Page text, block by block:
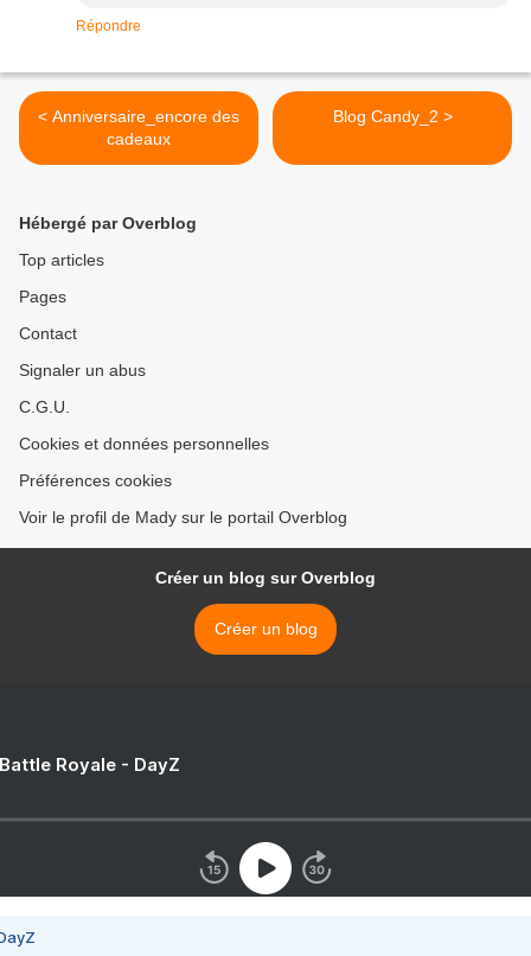
Répondre
< Anniversaire_encore des
cadeaux
Blog Candy_2 >
Hébergé par Overblog
Top articles
Pages
Contact
Signaler un abus
C.G.U.
Cookies et données personnelles
Préférences cookies
Voir le profil de Mady sur le portail Overblog
Créer un blog sur Overblog
Créer un blog
Royale - DayZ